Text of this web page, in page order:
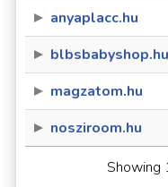
anyaplacc.hu
blbsbabyshop.hu
magzatom.hu
nosziroom.hu
Showing